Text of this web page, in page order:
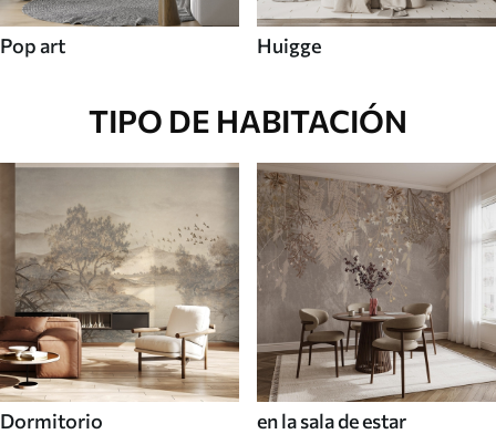
Pop art Huigge
TIPO DE HABITACIÓN
Dormitorio en la sala de estar